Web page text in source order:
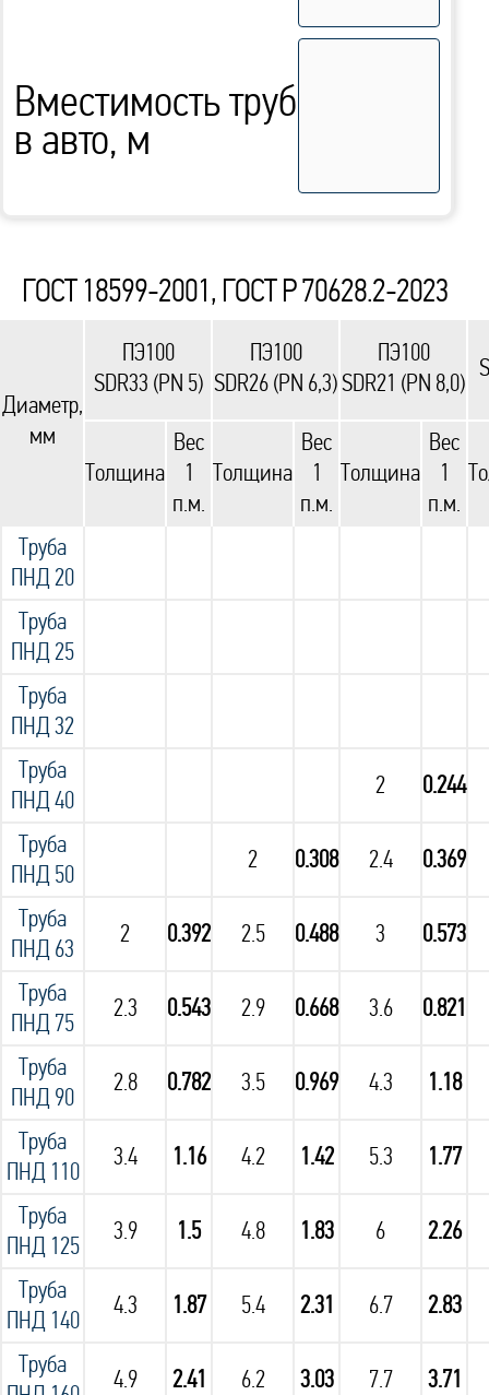
Вместимость труб
в авто, м
ГОСТ 18599-2001, ГОСТ Р 70628.2-2023
Диаметр,
мм
ПЭ100
SDR33 (PN 5)
ПЭ100
SDR26 (PN 6,3)
ПЭ100
SDR21 (PN 8,0)
Толщина
Вес
1
п.м.
Толщина
Вес
1
п.м.
Толщина
Вес
1
п.м.
Труба
ПНД 20
Труба
ПНД 25
Труба
ПНД 32
Труба
ПНД 40
2 0.244
Труба
ПНД 50
2 0.308 2.4 0.369
Труба
ПНД 63
2 0.392 2.5 0.488 3 0.573
Труба
ПНД 75
2.3 0.543 2.9 0.668 3.6 0.821
Труба
ПНД 90
2.8 0.782 3.5 0.969 4.3 1.18
Труба
ПНД 110
3.4 1.16 4.2 1.42 5.3 1.77
Труба
ПНД 125
3.9 1.5 4.8 1.83 6 2.26
Труба
ПНД 140
4.3 1.87 5.4 2.31 6.7 2.83
Труба
4.9 2.41 6.2 3.03 7.7 3.71